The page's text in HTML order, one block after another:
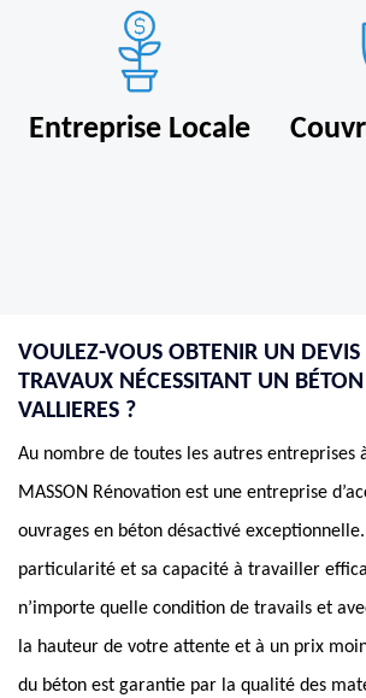
Entreprise Locale
VOULEZ-VOUS OBTENIR UN
TRAVAUX NÉCESSITANT UN
VALLIERES ?
Au nombre de toutes les autres entreprises
MASSON Rénovation est une entreprise
ouvrages en béton désactivé
particularité et sa capacité à travailler
n’importe quelle condition de travails et
la hauteur de votre attente et à un prix
du béton est garantie par la qualité des